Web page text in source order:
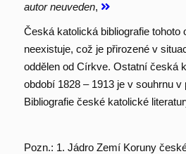
autor neuveden,
Česká katolická bibliografie tohoto
neexistuje, což je přirozené v
oddělen od Církve. Ostatní česká
období 1828 – 1913 je v souhrnu v
Bibliografie české katolické
Pozn.: 1. Jádro Zemí Koruny